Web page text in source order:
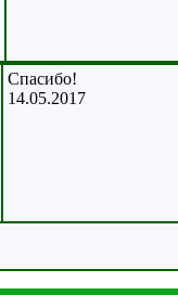
Спасибо!
14.05.2017